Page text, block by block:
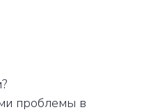
проблемы в